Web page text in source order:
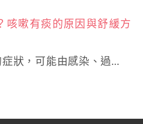
咳嗽有痰的原因與舒緩方
狀，可能由感染、過…